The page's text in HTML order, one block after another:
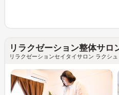
リラクゼーション整体サロ
リラクゼーションセイタイサロン ラクシュ